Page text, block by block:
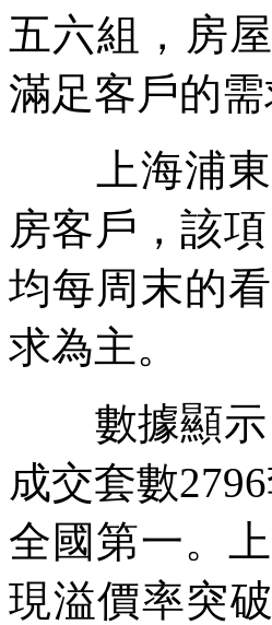
五六組，房
滿足客戶的需
上海浦東
房客戶，該
均每周末的
求為主。
數據顯示
成交套數
全國第一。
現溢價率突